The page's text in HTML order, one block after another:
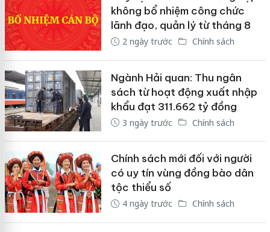
không bổ nhiệm công chức
lãnh đạo, quản lý từ tháng 8
2 ngày trước Chính sách
Ngành Hải quan: Thu ngân
sách từ hoạt động xuất nhập
khẩu đạt 311.662 tỷ đồng
3 ngày trước Chính sách
Chính sách mới đối với người
có uy tín vùng đồng bào dân
tộc thiểu số
4 ngày trước Chính sách